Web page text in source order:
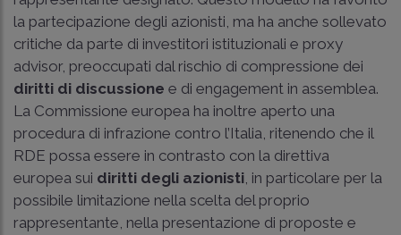
la partecipazione degli azionisti, ma ha anche sollevato
critiche da parte di investitori istituzionali e proxy
advisor, preoccupati dal rischio di compressione dei
diritti di discussione e di engagement in assemblea.
La Commissione europea ha inoltre aperto una
procedura di infrazione contro l’Italia, ritenendo che il
RDE possa essere in contrasto con la direttiva
europea sui diritti degli azionisti, in particolare per la
possibile limitazione nella scelta del proprio
rappresentante, nella presentazione di proposte e